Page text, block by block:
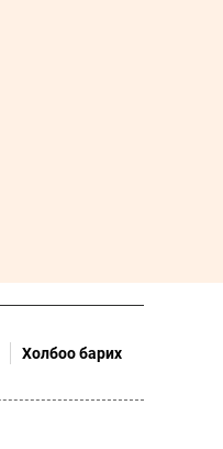
Холбоо барих